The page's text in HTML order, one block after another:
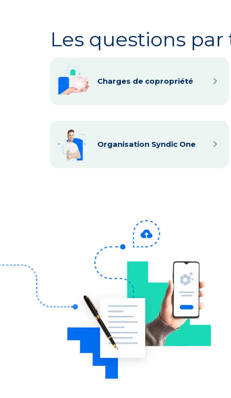
Les questions
Charges de copropriété navigate_next
Organisation Syndic One navigate_next